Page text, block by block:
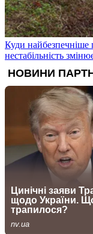
Куди найбезпечніше
нестабільність